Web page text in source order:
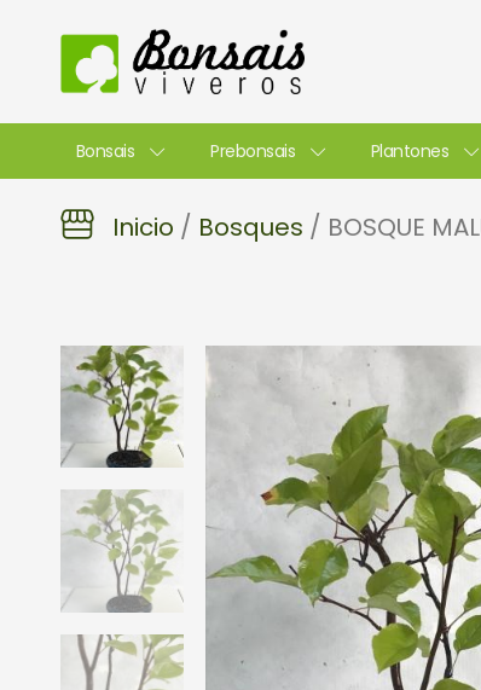
contenido
Bonsais Prebonsais Plantones
Inicio / Bosques / BOSQUE